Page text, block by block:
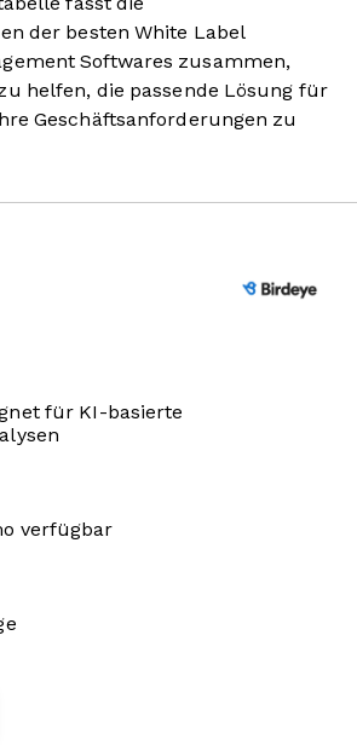
der besten White Label
Softwares zusammen,
helfen, die passende Lösung für
Geschäftsanforderungen zu
für KI-basierte
verfügbar